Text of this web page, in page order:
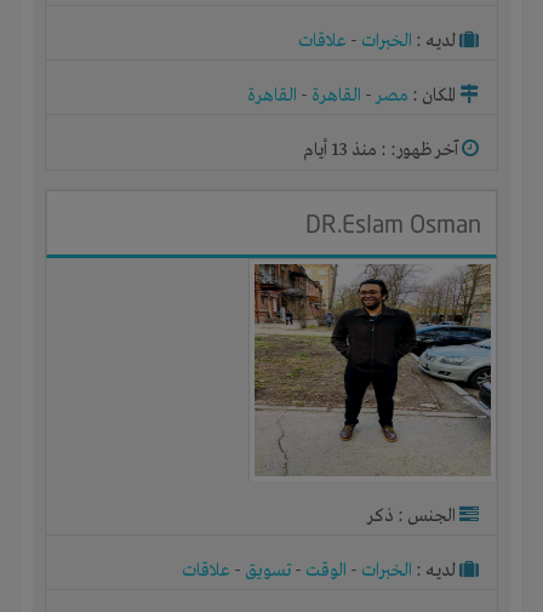
لديـه : الخبرات - علاقات
المكان : مصر- القاهرة - القاهرة
آخر ظهور: : منذ 13 أيام
DR.Eslam Osman
الجنس : ذكر
لديـه : الخبرات - الوقت - تسويق - علاقات